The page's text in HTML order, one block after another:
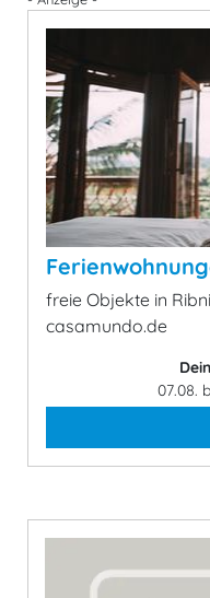
freie Objekte in
casamundo.de
07.08.